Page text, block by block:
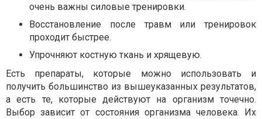
очень важны силовые тренировки.
Восстановление после травм или тренировок
проходит быстрее.
Упрочняют костную ткань и хрящевую.
Есть препараты, которые можно использовать и
получить большинство из вышеуказанных результатов,
а есть те, которые действуют на организм точечно.
Выбор зависит от состояния организма человека. Их